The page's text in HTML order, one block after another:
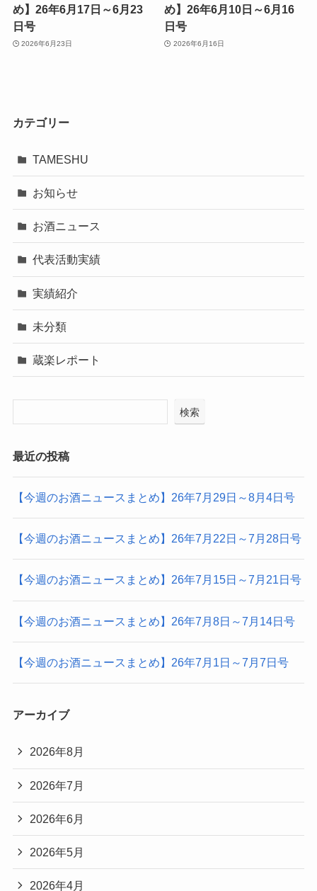
め】26年6月17日～6月23
日号
2026年6月23日
め】26年6月10日～6月16
日号
2026年6月16日
カテゴリー
TAMESHU
お知らせ
お酒ニュース
代表活動実績
実績紹介
未分類
蔵楽レポート
検索
最近の投稿
【今週のお酒ニュースまとめ】26年7月29日～8月4日号
【今週のお酒ニュースまとめ】26年7月22日～7月28日号
【今週のお酒ニュースまとめ】26年7月15日～7月21日号
【今週のお酒ニュースまとめ】26年7月8日～7月14日号
【今週のお酒ニュースまとめ】26年7月1日～7月7日号
アーカイブ
2026年8月
2026年7月
2026年6月
2026年5月
2026年4月